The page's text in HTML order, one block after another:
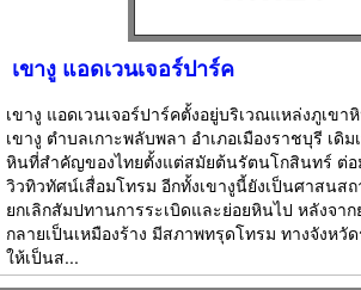
เขางู แอดเวนเจอร์ปาร์ค
เขางู แอดเวนเจอร์ปาร์คตั้งอยู่บริเวณแหล่งภูเข
เขางู ตำบลเกาะพลับพลา อำเภอเมืองราชบุรี เดิ
หินที่สำคัญของไทยตั้งแต่สมัยต้นรัตนโกสินทร์ ต่อ
วิวทิวทัศน์เสื่อมโทรม อีกทั้งเขางูนี้ยังเป็นศาสนส
ยกเลิกสัมปทานการระเบิดและย่อยหินไป หลังจาก
กลายเป็นเหมืองร้าง มีสภาพทรุดโทรม ทางจังหวั
ให้เป็นส...